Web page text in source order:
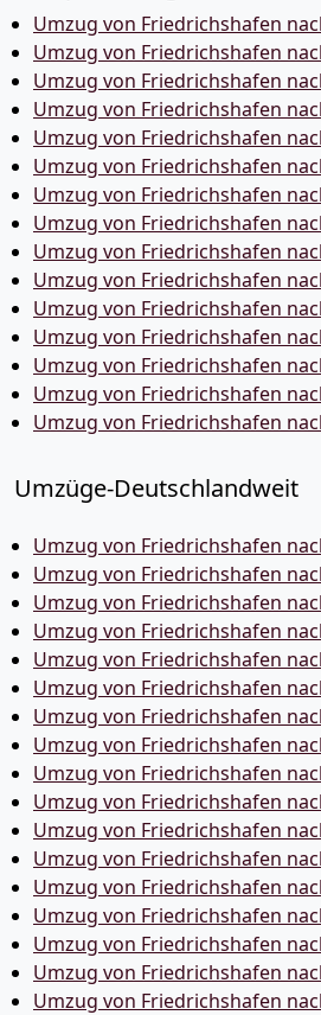
Umzug von Friedrichshafen
Umzug von Friedrichshafen
Umzug von Friedrichshafen
Umzug von Friedrichshafen
Umzug von Friedrichshafen
Umzug von Friedrichshafen
Umzug von Friedrichshafen
Umzug von Friedrichshafen
Umzug von Friedrichshafen
Umzug von Friedrichshafen
Umzug von Friedrichshafen
Umzug von Friedrichshafen
Umzug von Friedrichshafen
Umzug von Friedrichshafen
Umzug von Friedrichshafen
Umzüge-Deutschlandweit
Umzug von Friedrichshafen
Umzug von Friedrichshafen
Umzug von Friedrichshafen
Umzug von Friedrichshafen
Umzug von Friedrichshafen
Umzug von Friedrichshafen
Umzug von Friedrichshafen
Umzug von Friedrichshafen
Umzug von Friedrichshafen
Umzug von Friedrichshafen
Umzug von Friedrichshafen
Umzug von Friedrichshafen
Umzug von Friedrichshafen
Umzug von Friedrichshafen
Umzug von Friedrichshafen
Umzug von Friedrichshafen
Umzug von Friedrichshafen